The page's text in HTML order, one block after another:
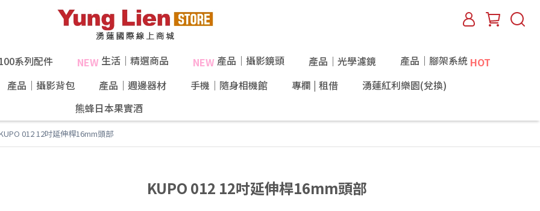
系列配件 NEW 生活｜精選商品 NEW 產品｜攝影鏡頭 產品｜光學濾鏡 產品｜腳架系統HOT
產品｜攝影背包
產品｜週邊器材 手機｜隨身相機館 專欄 | 租借
湧蓮紅利樂園(兌換)
熊蜂日本果實酒
012 12吋延伸桿16mm頭部
KUPO 012 12吋延伸桿16mm頭部